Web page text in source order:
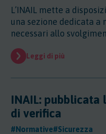
Altri Settori -
Altri Settori -
Altri Settori -
Altri Settori - Salute
Altri Settori - Sanità
Ambiente
Ambiente - Acque
Ambiente - Aria
Ambiente -
Ambiente -
Ambiente -
Ambiente -
Approfondimenti
Approfondimenti
Certificazioni
Certificazioni -
Certificazioni -
Certificazioni - CSR
Documenti
Documenti
L’INAIL mette a
una sezione dedicata a
necessari allo
Leggi di più
INAIL: pubblicata
di verifica
#Normative#Sicurezza